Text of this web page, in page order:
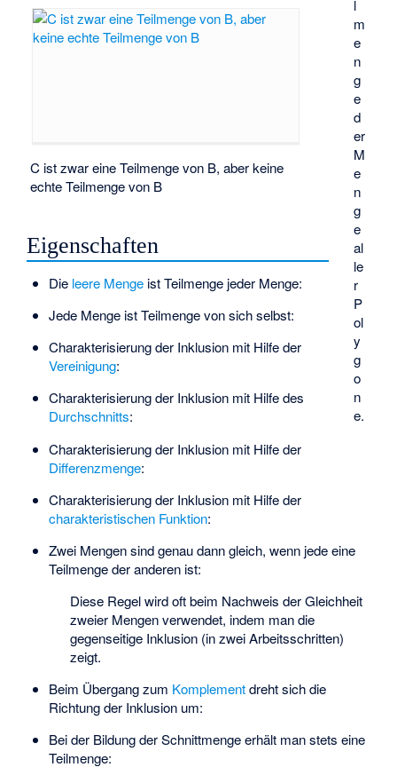
l
m
e
n
g
e
d
er
M
e
n
g
e
al
le
r
P
ol
y
g
o
n
e.
C ist zwar eine Teilmenge von B, aber keine
echte Teilmenge von B
Eigenschaften
Die leere Mengeist Teilmenge jeder Menge:
Jede Menge ist Teilmenge von sich selbst:
Charakterisierung der Inklusion mit Hilfe der
Vereinigung:
Charakterisierung der Inklusion mit Hilfe des
Durchschnitts:
Charakterisierung der Inklusion mit Hilfe der
Differenzmenge:
Charakterisierung der Inklusion mit Hilfe der
charakteristischen Funktion:
Zwei Mengen sind genau dann gleich, wenn jede eine
Teilmenge der anderen ist:
Diese Regel wird oft beim Nachweis der Gleichheit
zweier Mengen verwendet, indem man die
gegenseitige Inklusion (in zwei Arbeitsschritten)
zeigt.
Beim Übergang zum Komplementdreht sich die
Richtung der Inklusion um:
Bei der Bildung der Schnittmenge erhält man stets eine
Teilmenge: